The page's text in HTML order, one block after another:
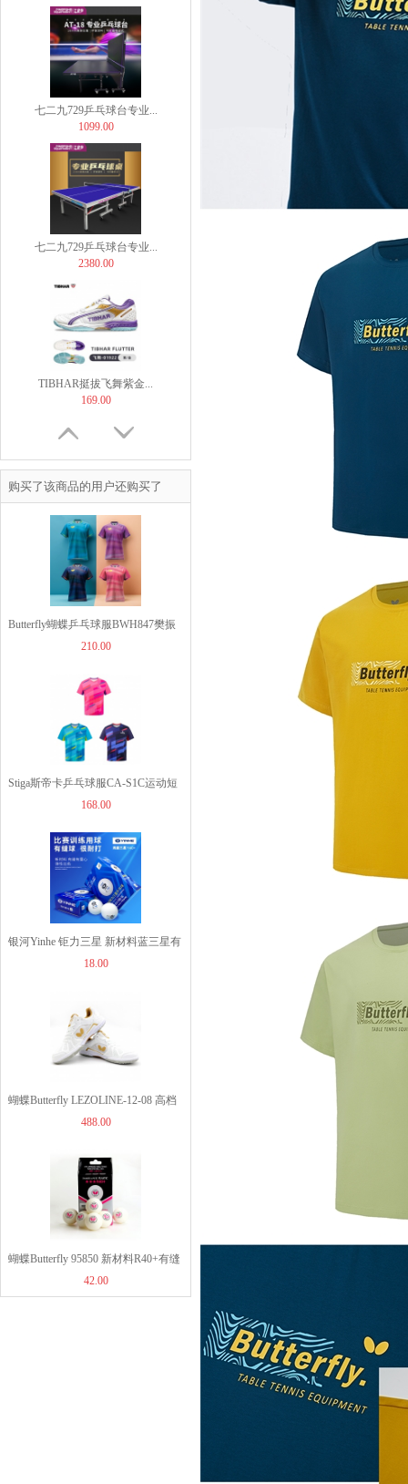
七二九729乒乓球台专业...
1099.00
七二九729乒乓球台专业...
2380.00
TIBHAR挺拔飞舞紫金...
169.00
【非正常底板尺寸】But...
60.00
1260.00
960.00
JOOLA优拉雨果乒乓球...
购买了该商品的用户还购买了
Butterfly蝴蝶乒乓球服BWH847樊振
东同款运动T恤短袖比赛服运动衫4
210.00
Stiga斯帝卡乒乓球服CA-S1C运动短
袖T恤吸湿排汗速干透气乒乓球衣比
赛服 3色可选
168.00
银河Yinhe 钜力三星 新材料蓝三星有
18.00
蝴蝶Butterfly LEZOLINE-12-08 高档
室内乒乓球鞋 乒乓球运动鞋 白色
488.00
蝴蝶Butterfly 95850 新材料R40+有缝
42.00